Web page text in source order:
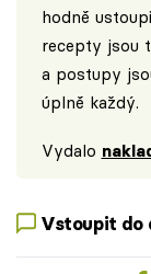
hodně
recepty jsou
a postupy
úplně každý.
Vydalo
Vstoupit do